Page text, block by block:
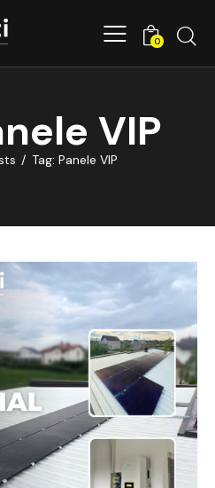
0
VIP
Tag: Panele VIP